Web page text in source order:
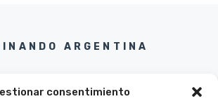
consentimiento
ARGENTINA